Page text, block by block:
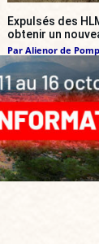
Expulsés des
obtenir un
Par Alienor de